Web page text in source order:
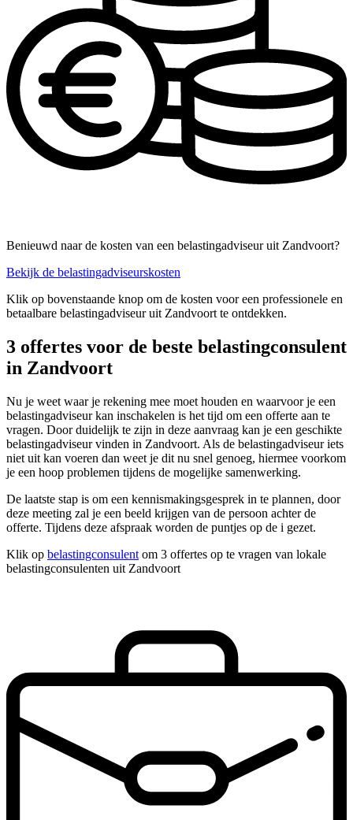
Benieuwd naar de kosten van een belastingadviseur uit Zandvoort?
Bekijk de belastingadviseurskosten
Klik op bovenstaande knop om de kosten voor een professionele en
betaalbare belastingadviseur uit Zandvoort te ontdekken.
3 offertes voor de beste belastingconsulent
in Zandvoort
Nu je weet waar je rekening mee moet houden en waarvoor je een
belastingadviseur kan inschakelen is het tijd om een offerte aan te
vragen. Door duidelijk te zijn in deze aanvraag kan je een geschikte
belastingadviseur vinden in Zandvoort. Als de belastingadviseur iets
niet uit kan voeren dan weet je dit nu snel genoeg, hiermee voorkom
je een hoop problemen tijdens de mogelijke samenwerking.
De laatste stap is om een kennismakingsgesprek in te plannen, door
deze meeting zal je een beeld krijgen van de persoon achter de
offerte. Tijdens deze afspraak worden de puntjes op de i gezet.
Klik op belastingconsulent om 3 offertes op te vragen van lokale
belastingconsulenten uit Zandvoort